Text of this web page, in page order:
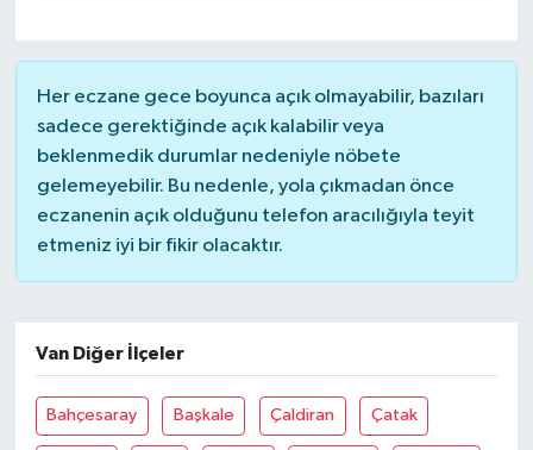
Her eczane gece boyunca açık olmayabilir, bazıları
sadece gerektiğinde açık kalabilir veya
beklenmedik durumlar nedeniyle nöbete
gelemeyebilir. Bu nedenle, yola çıkmadan önce
eczanenin açık olduğunu telefon aracılığıyla teyit
etmeniz iyi bir fikir olacaktır.
Van Diğer İlçeler
Bahçesaray Başkale Çaldiran Çatak